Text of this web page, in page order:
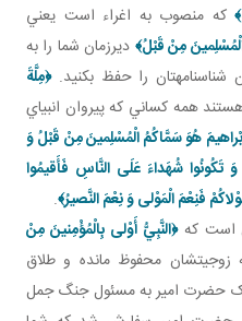
که منصوب به اغراء است يعني
مِنْ قَبْلُ﴾ ديرزمان شما را به
تان را حفظ بکنيد.﴿مِلَّةَ
همه کساني که پيروان انبياي
هُوَ سَمَّاكُمُ الْمُسْلِمينَ مِنْ قَبْلُ وَ
شُهَداءَ عَلَى النَّاسِ فَأَقيمُوا
فَنِعْمَ الْمَوْلى‏ وَ نِعْمَ النَّصيرُ﴾.
است که﴿النَّبِيُّ أَوْلى‏ بِالْمُؤْمِنينَ مِنْ
زوجيتشان محفوظ مانده و طلاق
حضرت امير به مسئول جنگ جمل